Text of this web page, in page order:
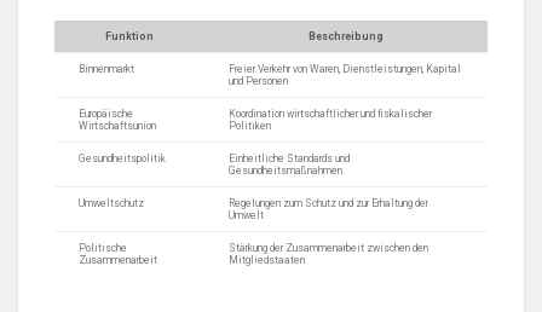
Funktion Beschreibung
Binnenmarkt
Freier Verkehr von Waren, Dienstleistungen, Kapital
und Personen
Europäische
Wirtschaftsunion
Koordination wirtschaftlicher und fiskalischer
Politiken
Gesundheitspolitik
Einheitliche Standards und
Gesundheitsmaßnahmen
Umweltschutz
Regelungen zum Schutz und zur Erhaltung der
Umwelt
Politische
Zusammenarbeit
Stärkung der Zusammenarbeit zwischen den
Mitgliedstaaten